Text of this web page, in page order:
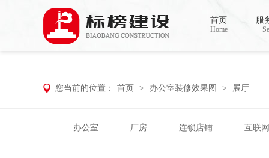
麻豆电影网,91精品麻豆视频,麻豆成人在
首页
Home
服
您当前的位置： 首页 > 办公室装修效果图 > 展厅
办公室 厂房 连锁店铺 互联网